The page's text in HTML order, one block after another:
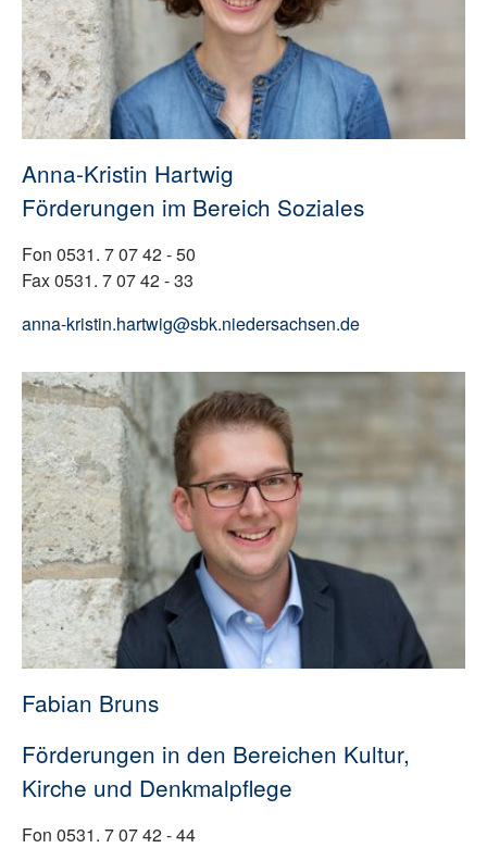
Anna-Kristin Hartwig
Förderungen im Bereich Soziales
Fon 0531. 7 07 42 - 50
Fax 0531. 7 07 42 - 33
anna-kristin.hartwig@sbk.niedersachsen.de
Fabian Bruns
Förderungen in den Bereichen Kultur,
Kirche und Denkmalpflege
Fon 0531. 7 07 42 - 44